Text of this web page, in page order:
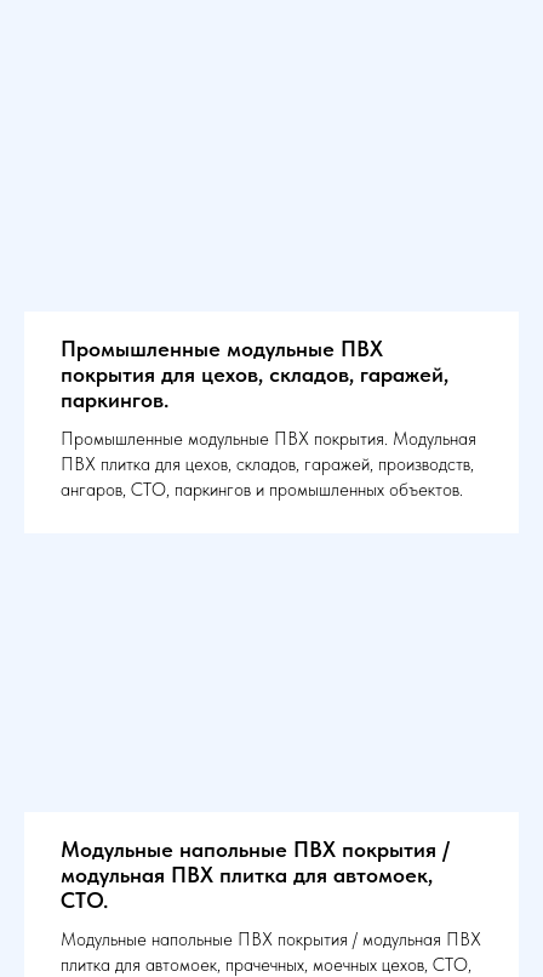
Промышленные модульные ПВХ
покрытия для цехов, складов, гаражей,
паркингов.
Промышленные модульные ПВХ покрытия. Модульная
ПВХ плитка для цехов, складов, гаражей, производств,
ангаров, СТО, паркингов и промышленных объектов.
Модульные напольные ПВХ покрытия /
модульная ПВХ плитка для автомоек,
СТО.
Модульные напольные ПВХ покрытия / модульная ПВХ
плитка для автомоек, прачечных, моечных цехов, СТО,